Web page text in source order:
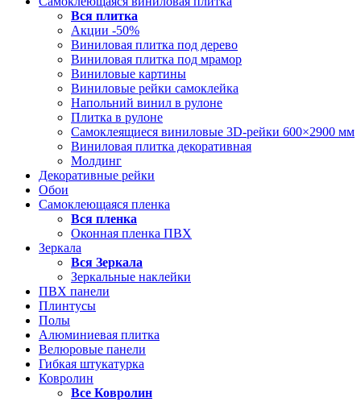
Вся плитка
Акции -50%
Виниловая плитка под дерево
Виниловая плитка под мрамор
Виниловые картины
Виниловые рейки самоклейка
Напольний винил в рулоне
Плитка в рулоне
Самоклеящиеся виниловые 3D‑рейки 600×2900 мм
Виниловая плитка декоративная
Молдинг
Декоративные рейки
Обои
Самоклеющаяся пленка
Вся пленка
Оконная пленка ПВХ
Зеркала
Вся Зеркала
Зеркальные наклейки
ПВХ панели
Плинтусы
Полы
Алюминиевая плитка
Велюровые панели
Гибкая штукатурка
Ковролин
Все Ковролин